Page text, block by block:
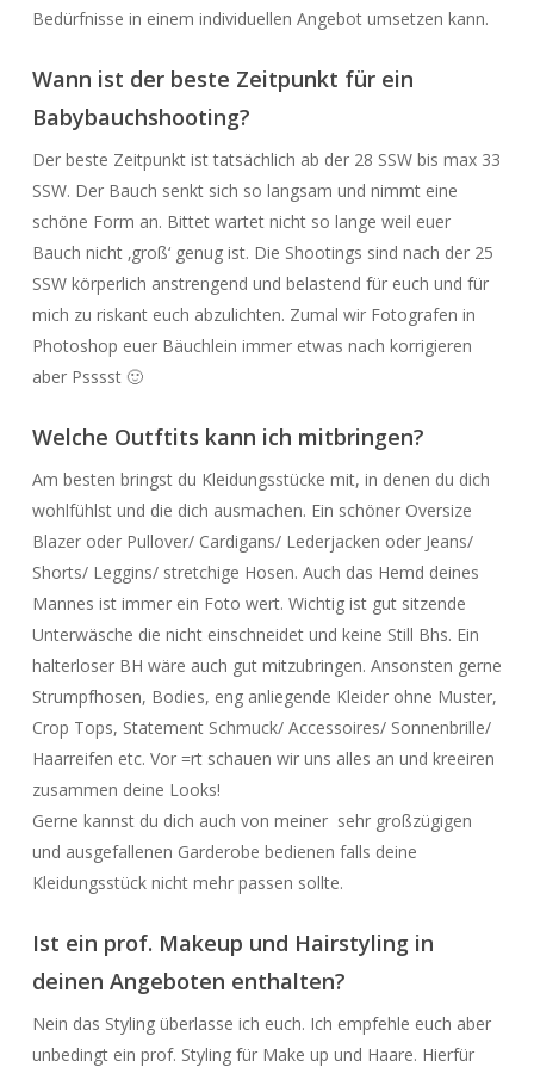
Bedürfnisse in einem individuellen Angebot umsetzen kann.
Wann ist der beste Zeitpunkt für ein
Babybauchshooting?
Der beste Zeitpunkt ist tatsächlich ab der 28 SSW bis max 33
SSW. Der Bauch senkt sich so langsam und nimmt eine
schöne Form an. Bittet wartet nicht so lange weil euer
Bauch nicht ‚groß‘ genug ist. Die Shootings sind nach der 25
SSW körperlich anstrengend und belastend für euch und für
mich zu riskant euch abzulichten. Zumal wir Fotografen in
Photoshop euer Bäuchlein immer etwas nach korrigieren
aber Psssst 🙂
Welche Outftits kann ich mitbringen?
Am besten bringst du Kleidungsstücke mit, in denen du dich
wohlfühlst und die dich ausmachen. Ein schöner Oversize
Blazer oder Pullover/ Cardigans/ Lederjacken oder Jeans/
Shorts/ Leggins/ stretchige Hosen. Auch das Hemd deines
Mannes ist immer ein Foto wert. Wichtig ist gut sitzende
Unterwäsche die nicht einschneidet und keine Still Bhs. Ein
halterloser BH wäre auch gut mitzubringen. Ansonsten gerne
Strumpfhosen, Bodies, eng anliegende Kleider ohne Muster,
Crop Tops, Statement Schmuck/ Accessoires/ Sonnenbrille/
Haarreifen etc. Vor =rt schauen wir uns alles an und kreeiren
zusammen deine Looks!
Gerne kannst du dich auch von meiner sehr großzügigen
und ausgefallenen Garderobe bedienen falls deine
Kleidungsstück nicht mehr passen sollte.
Ist ein prof. Makeup und Hairstyling in
deinen Angeboten enthalten?
Nein das Styling überlasse ich euch. Ich empfehle euch aber
unbedingt ein prof. Styling für Make up und Haare. Hierfür